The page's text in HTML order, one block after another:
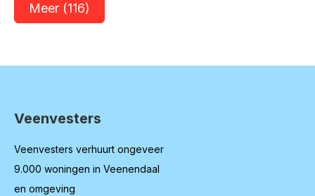
Meer (116)
Contactinformatie
Veenvesters
Veenvesters verhuurt ongeveer
9.000 woningen in Veenendaal
en omgeving